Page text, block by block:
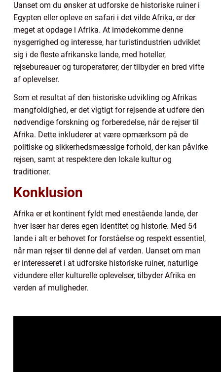
Uanset om du ønsker at udforske de historiske ruiner i
Egypten eller opleve en safari i det vilde Afrika, er der
meget at opdage i Afrika. At imødekomme denne
nysgerrighed og interesse, har turistindustrien udviklet
sig i de fleste afrikanske lande, med hoteller,
rejsebureauer og turoperatører, der tilbyder en bred vifte
af oplevelser.
Som et resultat af den historiske udvikling og Afrikas
mangfoldighed, er det vigtigt for rejsende at udføre den
nødvendige forskning og forberedelse, når de rejser til
Afrika. Dette inkluderer at være opmærksom på de
politiske og sikkerhedsmæssige forhold, der kan påvirke
rejsen, samt at respektere den lokale kultur og
traditioner.
Konklusion
Afrika er et kontinent fyldt med enestående lande, der
hver især har deres egen identitet og historie. Med 54
lande i alt er behovet for forståelse og respekt essentiel,
når man rejser til denne del af verden. Uanset om man
er interesseret i at udforske historiske ruiner, naturlige
vidundere eller kulturelle oplevelser, tilbyder Afrika en
verden af muligheder.